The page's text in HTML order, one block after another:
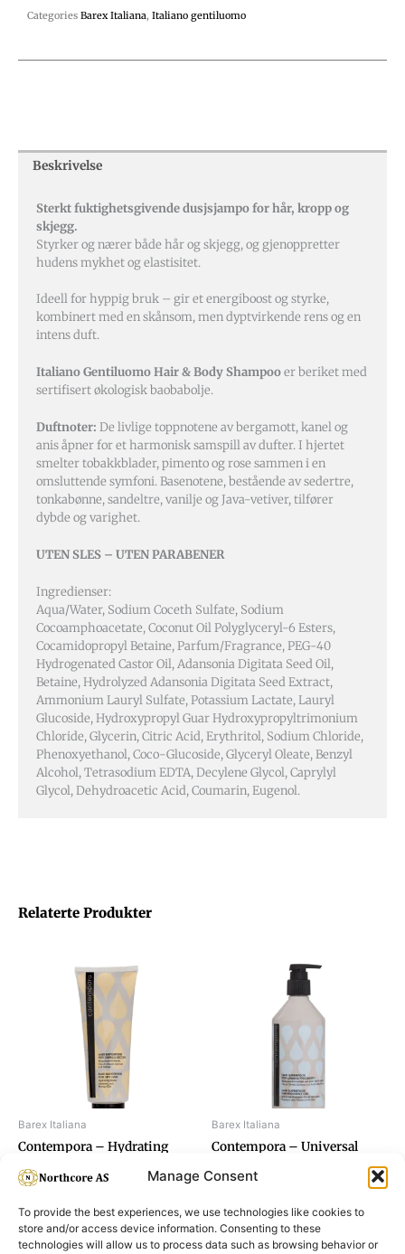
Manage Consent
To provide the best experiences, we use technologies like cookies to
store and/or access device information. Consenting to these
technologies will allow us to process data such as browsing behavior or
Relaterte Produkter
Barex Italiana
Contempora – Hydrating
Mask 350ml
Barex Italiana
Contempora – Universal
Categories Barex Italiana, Italiano gentiluomo
Beskrivelse
Sterkt fuktighetsgivende dusjsjampo for hår, kropp og
skjegg.
Styrker og nærer både hår og skjegg, og gjenoppretter
hudens mykhet og elastisitet.
Ideell for hyppig bruk – gir et energiboost og styrke,
kombinert med en skånsom, men dyptvirkende rens og en
intens duft.
Italiano Gentiluomo Hair & Body Shampooer beriket med
sertifisert økologisk baobabolje.
Duftnoter: De livlige toppnotene av bergamott, kanel og
anis åpner for et harmonisk samspill av dufter. I hjertet
smelter tobakkblader, pimento og rose sammen i en
omsluttende symfoni. Basenotene, bestående av sedertre,
tonkabønne, sandeltre, vanilje og Java-vetiver, tilfører
dybde og varighet.
UTEN SLES – UTEN PARABENER
Ingredienser:
Aqua/Water, Sodium Coceth Sulfate, Sodium
Cocoamphoacetate, Coconut Oil Polyglyceryl-6 Esters,
Cocamidopropyl Betaine, Parfum/Fragrance, PEG-40
Hydrogenated Castor Oil, Adansonia Digitata Seed Oil,
Betaine, Hydrolyzed Adansonia Digitata Seed Extract,
Ammonium Lauryl Sulfate, Potassium Lactate, Lauryl
Glucoside, Hydroxypropyl Guar Hydroxypropyltrimonium
Chloride, Glycerin, Citric Acid, Erythritol, Sodium Chloride,
Phenoxyethanol, Coco-Glucoside, Glyceryl Oleate, Benzyl
Alcohol, Tetrasodium EDTA, Decylene Glycol, Caprylyl
Glycol, Dehydroacetic Acid, Coumarin, Eugenol.